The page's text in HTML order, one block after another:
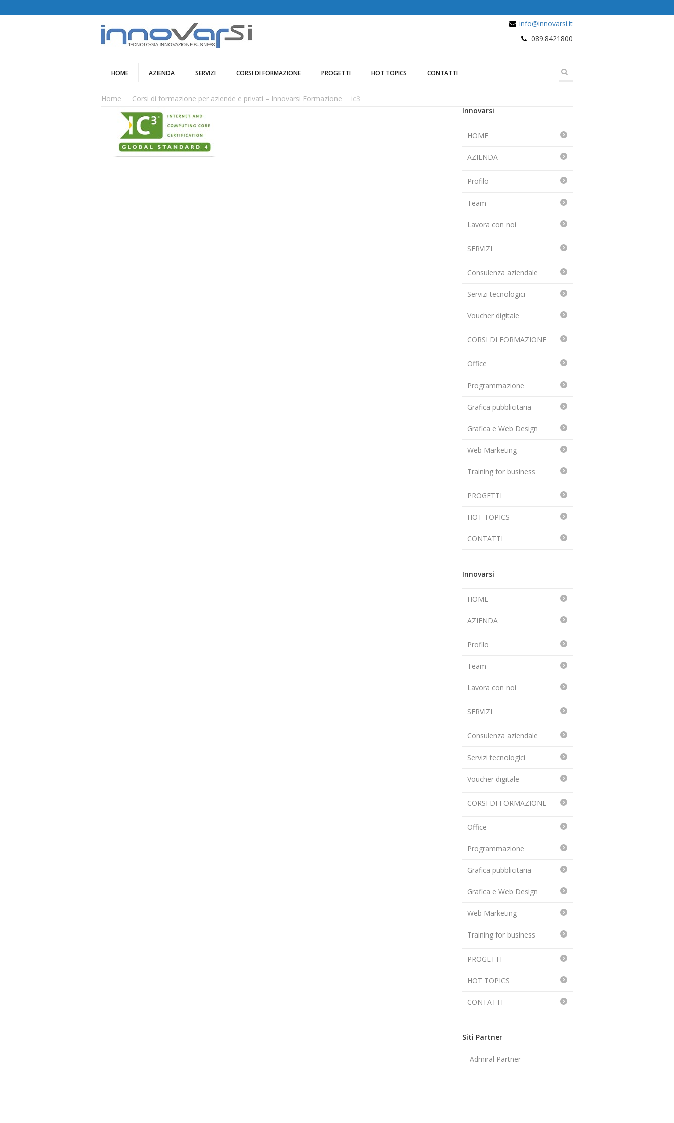
info@innovarsi.it
089.8421800
HOME AZIENDA SERVIZI CORSI DI FORMAZIONE PROGETTI HOT TOPICS CONTATTI
Home Corsi di formazione per aziende e privati – Innovarsi Formazione
ic3
Innovarsi
HOME
AZIENDA
Profilo
Team
Lavora con noi
SERVIZI
Consulenza aziendale
Servizi tecnologici
Voucher digitale
CORSI DI FORMAZIONE
Office
Programmazione
Grafica pubblicitaria
Grafica e Web Design
Web Marketing
Training for business
PROGETTI
HOT TOPICS
CONTATTI
Innovarsi
HOME
AZIENDA
Profilo
Team
Lavora con noi
SERVIZI
Consulenza aziendale
Servizi tecnologici
Voucher digitale
CORSI DI FORMAZIONE
Office
Programmazione
Grafica pubblicitaria
Grafica e Web Design
Web Marketing
Training for business
PROGETTI
HOT TOPICS
CONTATTI
Siti Partner
Admiral Partner